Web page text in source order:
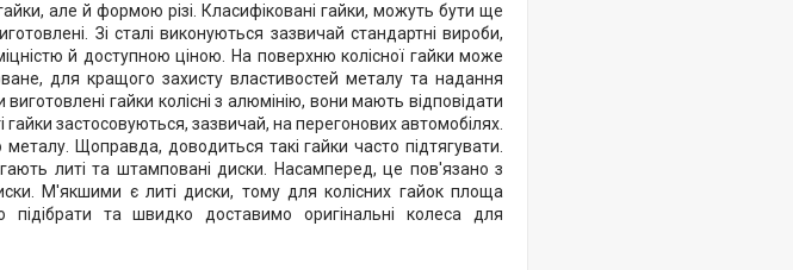
але й формою різі. Класифіковані гайки, можуть бути ще
Зі сталі виконуються зазвичай стандартні вироби,
й доступною ціною. На поверхню колісної гайки може
для кращого захисту властивостей металу та надання
гайки колісні з алюмінію, вони мають відповідати
застосовуються, зазвичай, на перегонових автомобілях.
Щоправда, доводиться такі гайки часто підтягувати.
литі та штамповані диски. Насамперед, це пов'язано з
М'якшими є литі диски, тому для колісних гайок площа
та швидко доставимо оригінальні колеса для